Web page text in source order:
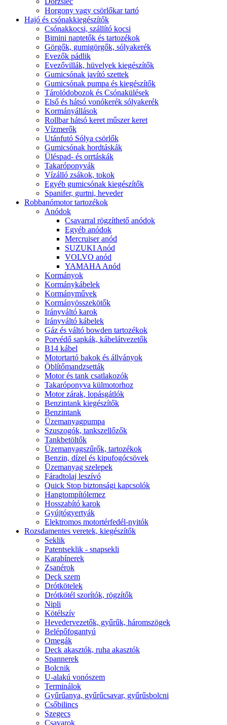
Horgony vagy csörlőkar tartó
Hajó és csónakkiegészítők
Csónakkocsi, szállító kocsi
Bimini naptetők és tartozékok
Görgők, gumigörgők, sólyakerék
Evezők pádlik
Evezővillák, hüvelyek kiegészítők
Gumicsónak javító szettek
Gumicsónak pumpa és kiegészítők
Tárolódobozok és Csónakülések
Első és hátsó vonókerék sólyakerék
Kormányállások
Rollbar hátsó keret műszer keret
Vízmerők
Utánfutó Sólya csörlők
Gumicsónak hordtáskák
Üléspad- és orrtáskák
Takaróponyvák
Vízálló zsákok, tokok
Egyéb gumicsónak kiegészítők
Spanifer, gurtni, heveder
Robbanómotor tartozékok
Anódok
Csavarral rögzíthető anódok
Egyéb anódok
Mercruiser anód
SUZUKI Anód
VOLVO anód
YAMAHA Anód
Kormányok
Kormánykábelek
Kormányművek
Kormányösszekötők
Irányváltó karok
Irányváltó kábelek
Gáz és váltó bowden tartozékok
Porvédő sapkák, kábelátvezetők
B14 kábel
Motortartó bakok és állványok
Öblítőmandzsetták
Motor és tank csatlakozók
Takaróponyva külmotorhoz
Motor zárak, lopásgátlók
Benzintank kiegészítők
Benzintank
Üzemanyagpumpa
Szuszogók, tankszellőzők
Tankbetöltők
Üzemanyagszűrők, tartozékok
Benzin, dízel és kipufogócsövek
Üzemanyag szelepek
Fáradtolaj leszívó
Quick Stop biztonsági kapcsolók
Hangtompítólemez
Hosszabító karok
Gyújtógyertyák
Elektromos motortérfedél-nyitók
Rozsdamentes veretek, kiegészítők
Seklik
Patentseklik - snapsekli
Karabínerek
Zsanérok
Deck szem
Drótkötelek
Drótkötél szorítók, rögzítők
Nipli
Kötélszív
Hevedervezetők, gyűrűk, háromszögek
Belépőfogantyú
Omegák
Deck akasztók, ruha akasztók
Spannerek
Bolcnik
U-alakú vonószem
Terminálok
Gyűrűanya, gyűrűcsavar, gyűrűsbolcni
Csőbilincs
Szegecs
Csavarok